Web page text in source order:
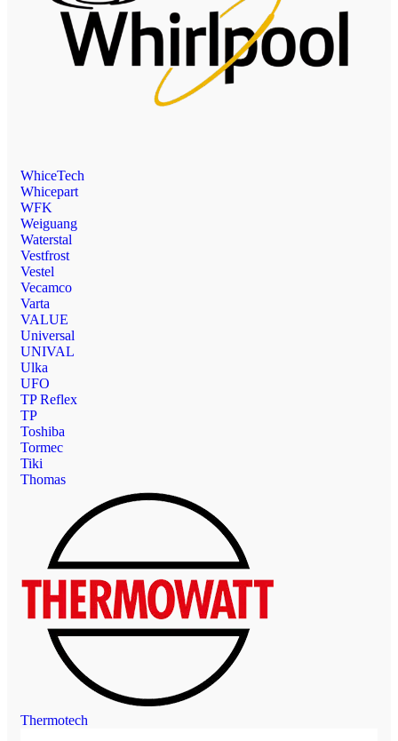
WhiceTech
Whicepart
WFK
Weiguang
Waterstal
Vestfrost
Vestel
Vecamco
Varta
VALUE
Universal
UNIVAL
Ulka
UFO
TP Reflex
TP
Toshiba
Tormec
Tiki
Thomas
Thermotech